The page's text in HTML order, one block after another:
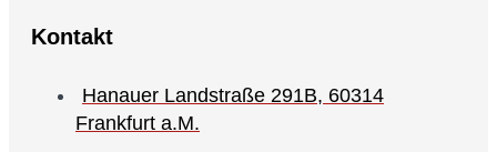
Kontakt
Hanauer Landstraße 291B, 60314
Frankfurt a.M.